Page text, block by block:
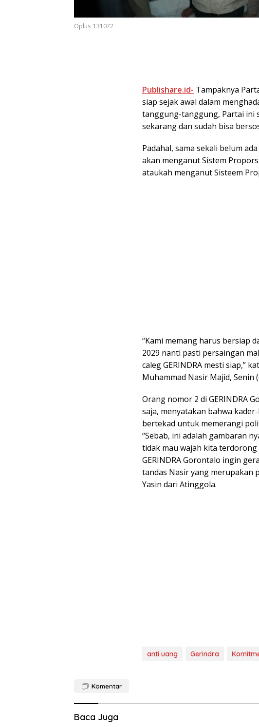
Oplus_131072
Publishare.id- Tampaknya
siap sejak awal dalam
tanggung-tanggung, Partai ini
sekarang dan sudah bisa
Padahal, sama sekali belum
akan menganut Sistem
ataukah menganut Sisteem
“Kami memang harus bersiap
2029 nanti pasti persaingan
caleg GERINDRA mesti siap,”
Muhammad Nasir Majid, Senin
Orang nomor 2 di GERINDRA
saja, menyatakan bahwa
bertekad untuk memerangi
“Sebab, ini adalah gambaran
tidak mau wajah kita
GERINDRA Gorontalo ingin
tandas Nasir yang merupakan
Yasin dari Atinggola.
anti uang Gerindra
Komentar
Baca Juga